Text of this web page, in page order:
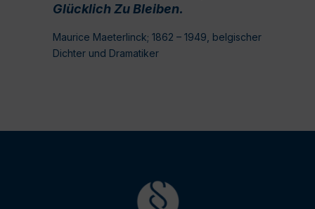
Glücklich Zu Bleiben.
Maurice Maeterlinck; 1862 – 1949, belgischer
Dichter und Dramatiker